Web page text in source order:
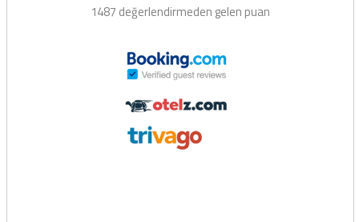
1487 değerlendirmeden gelen puan